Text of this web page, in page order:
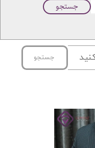
جستجو
جستجو